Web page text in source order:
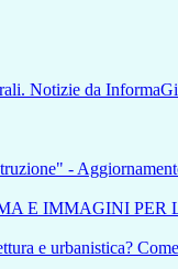
Notizie da
-
E IMMAGINI PER
e urbanistica?